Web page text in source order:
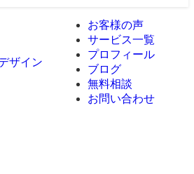
ザイン
お客様の声
サービス一覧
プロフィール
ブログ
無料相談
お問い合わせ